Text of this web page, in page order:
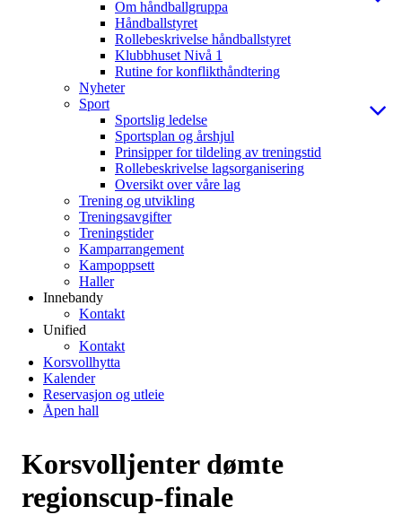
Om håndballgruppa
Håndballstyret
Rollebeskrivelse håndballstyret
Klubbhuset Nivå 1
Rutine for konflikthåndtering
Nyheter
Sport
Sportslig ledelse
Sportsplan og årshjul
Prinsipper for tildeling av treningstid
Rollebeskrivelse lagsorganisering
Oversikt over våre lag
Trening og utvikling
Treningsavgifter
Treningstider
Kamparrangement
Kampoppsett
Haller
Innebandy
Kontakt
Unified
Kontakt
Korsvollhytta
Kalender
Reservasjon og utleie
Åpen hall
Korsvolljenter dømte
regionscup-finale